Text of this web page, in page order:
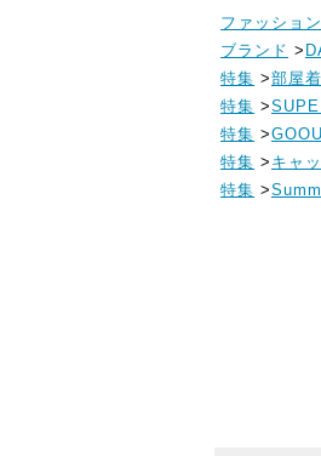
ファッション
ブランド >
特集 >部屋
特集 >
特集 >
特集 > キャ
特集 >